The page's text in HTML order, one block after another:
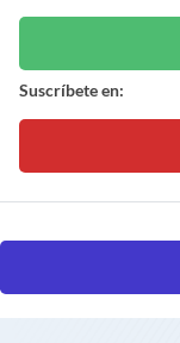
Suscríbete en: